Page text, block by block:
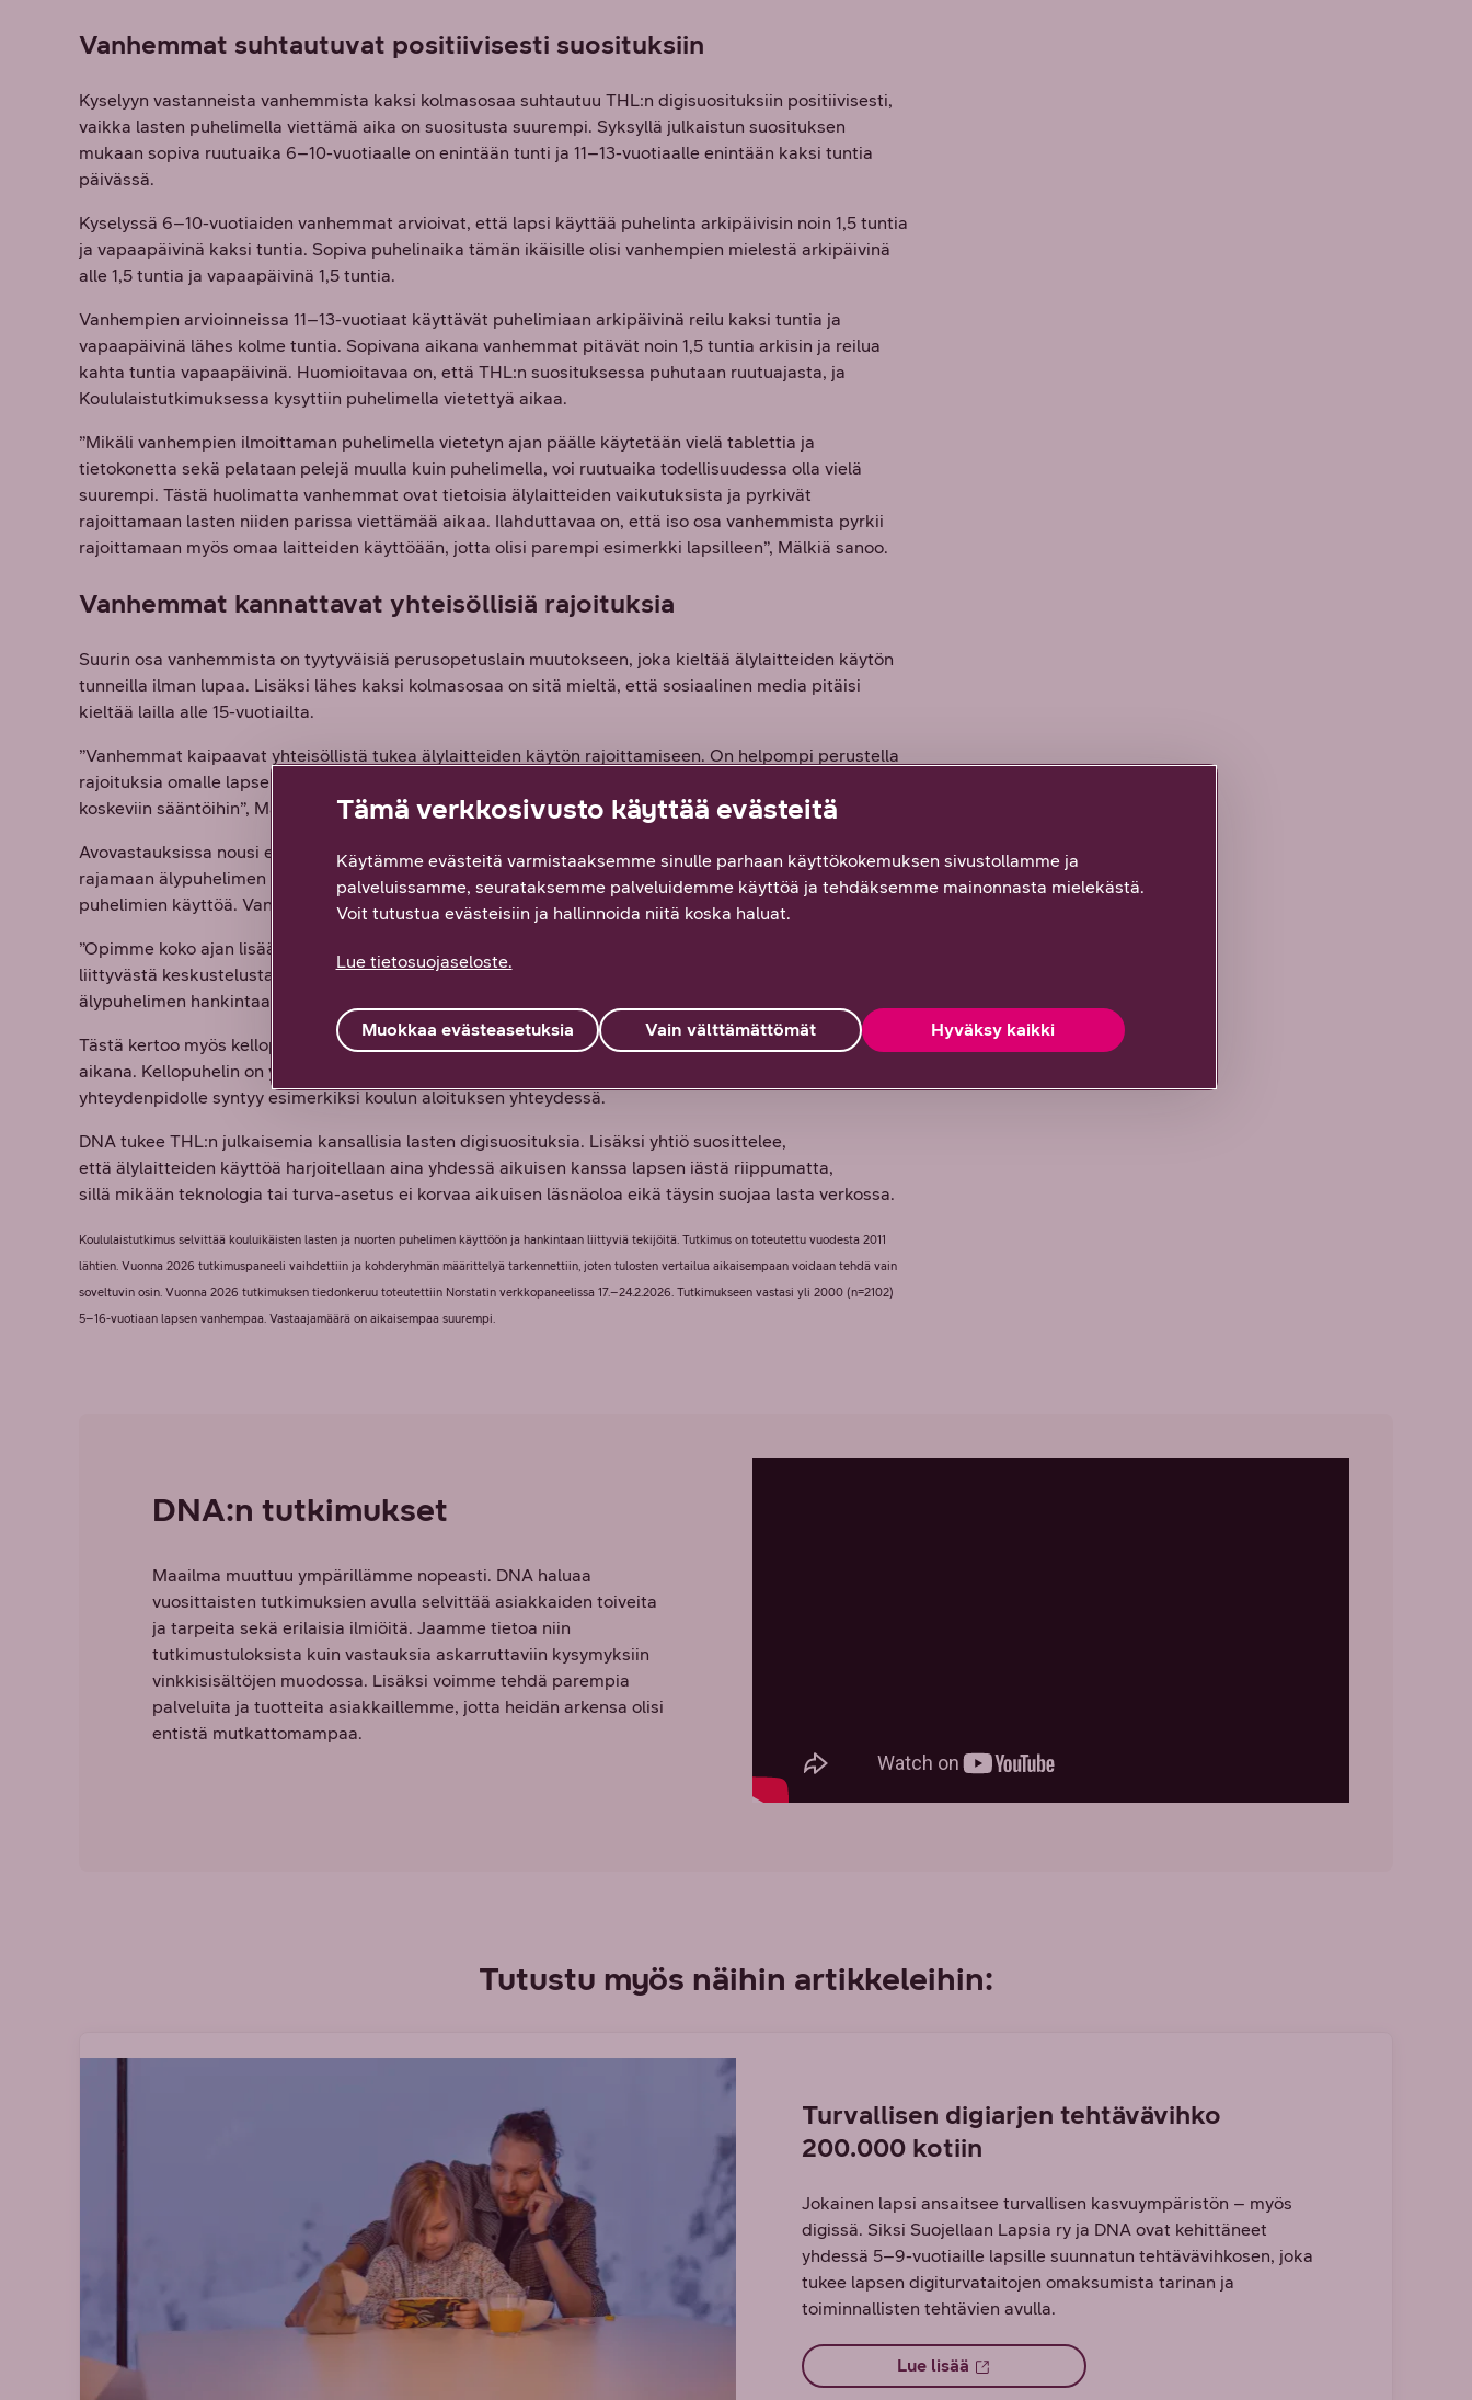
Vanhemmat suhtautuvat positiivisesti suosituksiin
Kyselyyn vastanneista vanhemmista kaksi kolmasosaa suhtautuu THL:n digisuosituksiin positiivisesti,
vaikka lasten puhelimella viettämä aika on suositusta suurempi. Syksyllä julkaistun suosituksen
mukaan sopiva ruutuaika 6–10-vuotiaalle on enintään tunti ja 11–13-vuotiaalle enintään kaksi tuntia
päivässä.
Kyselyssä 6–10-vuotiaiden vanhemmat arvioivat, että lapsi käyttää puhelinta arkipäivisin noin 1,5 tuntia
ja vapaapäivinä kaksi tuntia. Sopiva puhelinaika tämän ikäisille olisi vanhempien mielestä arkipäivinä
alle 1,5 tuntia ja vapaapäivinä 1,5 tuntia.
Vanhempien arvioinneissa 11–13-vuotiaat käyttävät puhelimiaan arkipäivinä reilu kaksi tuntia ja
vapaapäivinä lähes kolme tuntia. Sopivana aikana vanhemmat pitävät noin 1,5 tuntia arkisin ja reilua
kahta tuntia vapaapäivinä. Huomioitavaa on, että THL:n suosituksessa puhutaan ruutuajasta, ja
Koululaistutkimuksessa kysyttiin puhelimella vietettyä aikaa.
”Mikäli vanhempien ilmoittaman puhelimella vietetyn ajan päälle käytetään vielä tablettia ja
tietokonetta sekä pelataan pelejä muulla kuin puhelimella, voi ruutuaika todellisuudessa olla vielä
suurempi. Tästä huolimatta vanhemmat ovat tietoisia älylaitteiden vaikutuksista ja pyrkivät
rajoittamaan lasten niiden parissa viettämää aikaa. Ilahduttavaa on, että iso osa vanhemmista pyrkii
rajoittamaan myös omaa laitteiden käyttöään, jotta olisi parempi esimerkki lapsilleen”, Mälkiä sanoo.
Vanhemmat kannattavat yhteisöllisiä rajoituksia
Suurin osa vanhemmista on tyytyväisiä perusopetuslain muutokseen, joka kieltää älylaitteiden käytön
tunneilla ilman lupaa. Lisäksi lähes kaksi kolmasosaa on sitä mieltä, että sosiaalinen media pitäisi
kieltää lailla alle 15-vuotiailta.
”Vanhemmat kaipaavat yhteisöllistä tukea älylaitteiden käytön rajoittamiseen. On helpompi perustella
rajoituksia omalle lapselle, kun ne koskevat kaikkia ja voi vedota toiseenkin auktoriteettiin tai kaikkia
koskeviin sääntöihin”, Mälkiä sanoo.
Avovastauksissa nousi esille toive kaikkia koskeviin valtakunnallisiin rajoitustoimiin, kuten lakia
rajamaan älypuhelimen käyttöä pienimmillä lapsilla sekä valtiolle ja kouluille enemmän keinoja rajoittaa
puhelimien käyttöä. Vanhemmat kaipaavat myös samoja sääntöjä kaikille eri puolilla Suomea.
”Opimme koko ajan lisää puhelinten vaikutuksista, ja vanhemmat ovat perillä älylaitteiden käyttöön
liittyvästä keskustelusta. Tämä näkyy Koululaistutkimuksessa, josta esille nousee trendi, että lapsen
älypuhelimen hankintaa halutaan lykätä myöhemmäksi”, Mälkiä toteaa.
Tästä kertoo myös kellopuhelinten määrän moninkertaistuminen 7–9-vuotiailla parin viime vuoden
aikana. Kellopuhelin on yksi keino lykätä lapsen oman älypuhelimen hankintaa, kun tarve
yhteydenpidolle syntyy esimerkiksi koulun aloituksen yhteydessä.
DNA tukee THL:n julkaisemia kansallisia lasten digisuosituksia. Lisäksi yhtiö suosittelee,
että älylaitteiden käyttöä harjoitellaan aina yhdessä aikuisen kanssa lapsen iästä riippumatta,
sillä mikään teknologia tai turva-asetus ei korvaa aikuisen läsnäoloa eikä täysin suojaa lasta verkossa.
Koululaistutkimus selvittää kouluikäisten lasten ja nuorten puhelimen käyttöön ja hankintaan liittyviä tekijöitä. Tutkimus on toteutettu vuodesta 2011
lähtien. Vuonna 2026 tutkimuspaneeli vaihdettiin ja kohderyhmän määrittelyä tarkennettiin, joten tulosten vertailua aikaisempaan voidaan tehdä vain
soveltuvin osin. Vuonna 2026 tutkimuksen tiedonkeruu toteutettiin Norstatin verkkopaneelissa 17.–24.2.2026. Tutkimukseen vastasi yli 2000 (n=2102)
5–16-vuotiaan lapsen vanhempaa. Vastaajamäärä on aikaisempaa suurempi.
DNA:n tutkimukset
Maailma muuttuu ympärillämme nopeasti. DNA haluaa
vuosittaisten tutkimuksien avulla selvittää asiakkaiden toiveita
ja tarpeita sekä erilaisia ilmiöitä. Jaamme tietoa niin
tutkimustuloksista kuin vastauksia askarruttaviin kysymyksiin
vinkkisisältöjen muodossa. Lisäksi voimme tehdä parempia
palveluita ja tuotteita asiakkaillemme, jotta heidän arkensa olisi
entistä mutkattomampaa.
Tutustu myös näihin artikkeleihin:
Turvallisen digiarjen tehtävävihko
200.000 kotiin
Jokainen lapsi ansaitsee turvallisen kasvuympäristön – myös
digissä. Siksi Suojellaan Lapsia ry ja DNA ovat kehittäneet
yhdessä 5–9-vuotiaille lapsille suunnatun tehtävävihkosen, joka
tukee lapsen digiturvataitojen omaksumista tarinan ja
toiminnallisten tehtävien avulla.
Lue lisää
Tämä verkkosivusto käyttää evästeitä
Käytämme evästeitä varmistaaksemme sinulle parhaan käyttökokemuksen sivustollamme ja
palveluissamme, seurataksemme palveluidemme käyttöä ja tehdäksemme mainonnasta mielekästä.
Voit tutustua evästeisiin ja hallinnoida niitä koska haluat.
Lue tietosuojaseloste.
Vain välttämättömät Hyväksy kaikki
Muokkaa evästeasetuksia